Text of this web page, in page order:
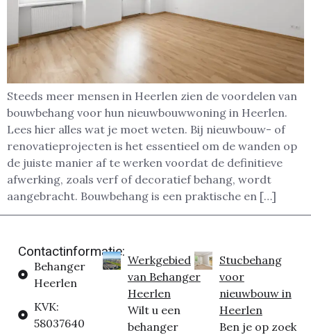
Steeds meer mensen in Heerlen zien de voordelen van
bouwbehang voor hun nieuwbouwwoning in Heerlen.
Lees hier alles wat je moet weten. Bij nieuwbouw- of
renovatieprojecten is het essentieel om de wanden op
de juiste manier af te werken voordat de definitieve
afwerking, zoals verf of decoratief behang, wordt
aangebracht. Bouwbehang is een praktische en […]
Contactinformatie:
Behanger
Heerlen
KVK:
58037640
Werkgebied
van Behanger
Heerlen
Wilt u een
behanger
Stucbehang
voor
nieuwbouw in
Heerlen
Ben je op zoek